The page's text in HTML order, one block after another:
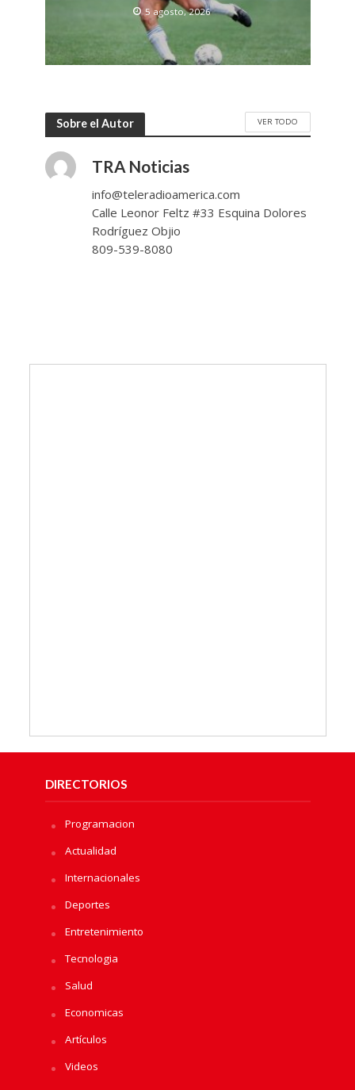
5 agosto, 2026
Sobre el Autor VER TODO
TRA Noticias
info@teleradioamerica.com
Calle Leonor Feltz #33 Esquina Dolores
Rodríguez Objio
809-539-8080
DIRECTORIOS
Programacion
Actualidad
Internacionales
Deportes
Entretenimiento
Tecnologia
Salud
Economicas
Artículos
Videos